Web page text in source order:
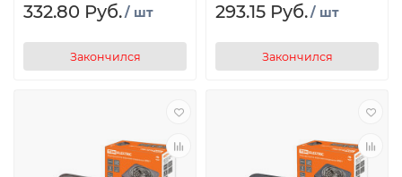
332.80 Руб./ шт
Закончился
293.15 Руб./ шт
Закончился